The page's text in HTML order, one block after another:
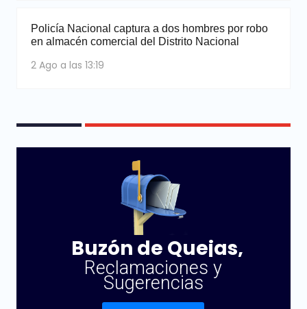
Policía Nacional captura a dos hombres por robo
en almacén comercial del Distrito Nacional
2 Ago a las 13:19
Buzón de Quejas,
Reclamaciones y
Sugerencias